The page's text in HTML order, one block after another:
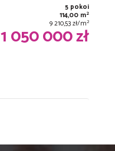
5 pokoi
114,00 m2
9 210,53 zł/m2
1 050 000 zł